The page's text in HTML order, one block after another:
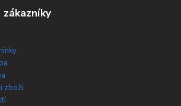
zboží